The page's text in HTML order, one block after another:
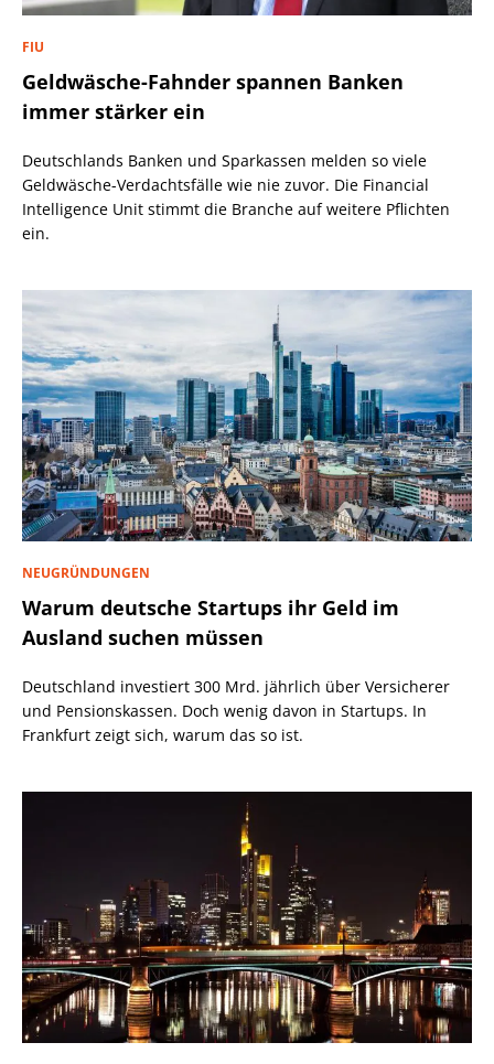
FIU
Geldwäsche-Fahnder spannen Banken
immer stärker ein
Deutschlands Banken und Sparkassen melden so viele
Geldwäsche-Verdachtsfälle wie nie zuvor. Die Financial
Intelligence Unit stimmt die Branche auf weitere Pflichten
ein.
NEUGRÜNDUNGEN
Warum deutsche Startups ihr Geld im
Ausland suchen müssen
Deutschland investiert 300 Mrd. jährlich über Versicherer
und Pensionskassen. Doch wenig davon in Startups. In
Frankfurt zeigt sich, warum das so ist.